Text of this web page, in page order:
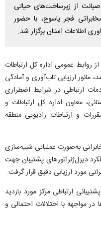
از زیرساخت‌های حیاتی
فجر یاسوج، با حضور
اطلاعات استان برگزار شد.
روابط عمومی اداره کل ارتباطات
مانور ارزیابی تاب‌آوری و آمادگی
ارتباطی در شرایط اضطراری
معاون اداره کل ارتباطات و
و ارتباطات رادیویی منطقه
به‌صورت عملیاتی شبیه‌سازی
دیزل‌ژنراتور‌های پشتیبان جهت
مورد ارزیابی دقیق قرار گرفت.
ارتباطی مرکز مورد بازدید
مواجهه با اختلالات احتمالی و